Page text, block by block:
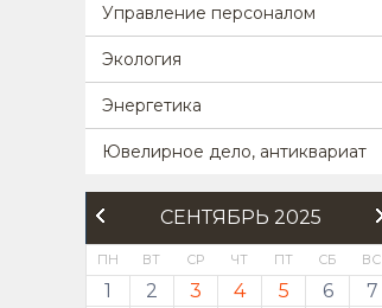
Управление персоналом
Экология
Энергетика
Ювелирное дело, антиквариат
СЕНТЯБРЬ 2025
ПН ВТ СР ЧТ ПТ СБ ВС
1 2 3 4 5 6
7